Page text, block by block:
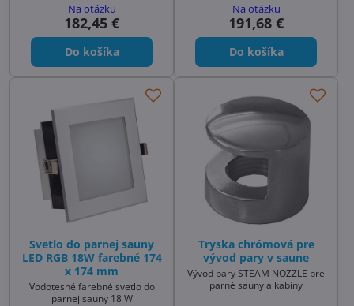
Na otázku
182,45 €
Do košíka
Na otázku
191,68 €
Do košíka
Svetlo do parnej sauny
LED RGB 18W farebné 174
x 174 mm
Vodotesné farebné svetlo do
parnej sauny 18 W
Tryska chrómová pre
vývod pary v saune
Vývod pary STEAM NOZZLE pre
parné sauny a kabíny